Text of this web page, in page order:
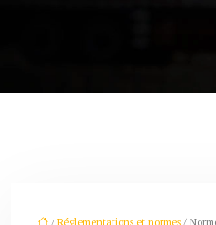
/ Réglementations et normes /